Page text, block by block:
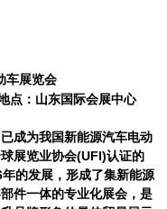
车展览会
点 ：山东国际会展中心
成为我国新能源汽车电动
展览业协会(UFI)认证的
年的发展，形成了集新能源
件一体的专业化展会，是